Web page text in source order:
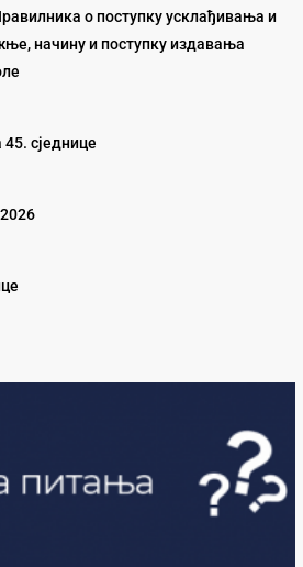
о поступку усклађивања и
начину и поступку издавања
сједнице